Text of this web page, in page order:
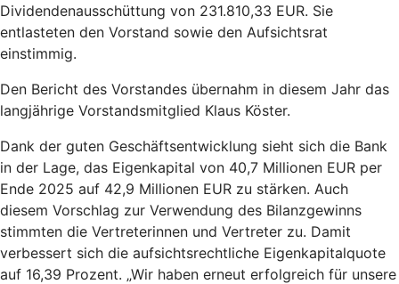
Dividendenausschüttung von 231.810,33 EUR. Sie
entlasteten den Vorstand sowie den Aufsichtsrat
einstimmig.
Den Bericht des Vorstandes übernahm in diesem Jahr das
langjährige Vorstandsmitglied Klaus Köster.
Dank der guten Geschäftsentwicklung sieht sich die Bank
in der Lage, das Eigenkapital von 40,7 Millionen EUR per
Ende 2025 auf 42,9 Millionen EUR zu stärken. Auch
diesem Vorschlag zur Verwendung des Bilanzgewinns
stimmten die Vertreterinnen und Vertreter zu. Damit
verbessert sich die aufsichtsrechtliche Eigenkapitalquote
auf 16,39 Prozent. „Wir haben erneut erfolgreich für unsere